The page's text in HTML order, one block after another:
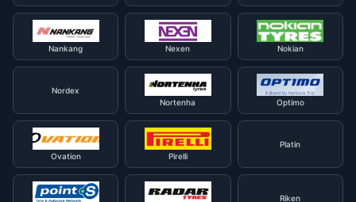
Nankang Nexen Nokian
Nordex
Nortenha
Optimo
Ovation Pirelli
Platin
Riken